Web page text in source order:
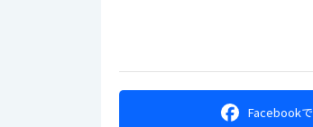
Facebookで